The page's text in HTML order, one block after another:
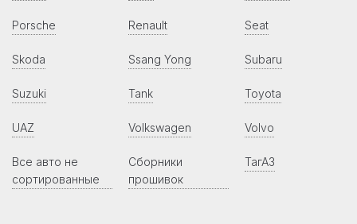
Porsche Renault Seat
Skoda Ssang Yong Subaru
Suzuki Tank Toyota
UAZ Volkswagen Volvo
Все авто не
сортированные
Сборники
прошивок
ТагАЗ